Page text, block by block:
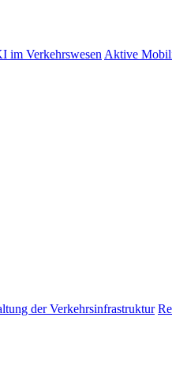
im VerkehrswesenAktive
der Verkehrsinfrastruktur